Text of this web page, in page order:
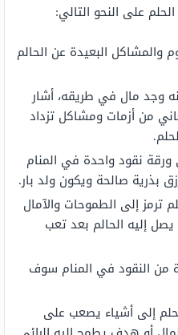
على النحو التالي:
والمشاكل البعيدة عن الحالم
وجد مال في طريقه، أشار
من أزمات ومشاكل تزداد
ورقة نقود واحدة في المنام
بذرية صالحة ويكون ولد بار.
ترمز إلى الطموحات والآمال
إليه الحالم بعد تعب
من النقود في المنام سوف
إلى أشياء يصعب على